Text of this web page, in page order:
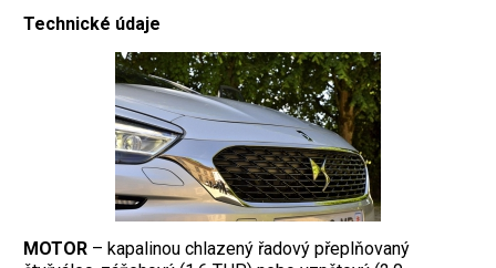
Technické údaje
MOTOR – kapalinou chlazený řadový přeplňovaný